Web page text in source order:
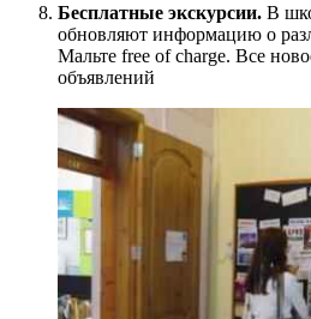
Бесплатные экскурсии. В
обновляют информацию о
Мальте free of charge. Все
объявлений